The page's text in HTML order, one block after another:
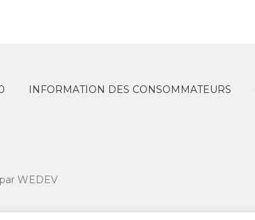
INFORMATION DES CONSOMMATEURS
WEDEV